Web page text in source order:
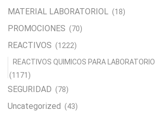
MATERIAL LABORATORIOL (18)
PROMOCIONES (70)
REACTIVOS (1222)
REACTIVOS QUIMICOS PARA LABORATORIO
(1171)
SEGURIDAD (78)
Uncategorized (43)